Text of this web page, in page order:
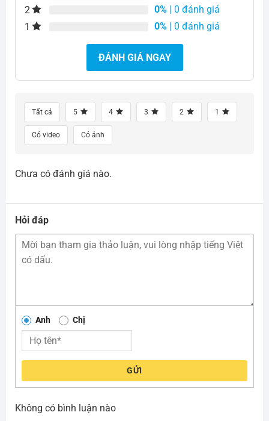
2
0% | 0 đánh giá
1
0% | 0 đánh giá
ĐÁNH GIÁ NGAY
Tất cả 5 4 3 2 1
Có video Có ảnh
Chưa có đánh giá nào.
Hỏi đáp
Anh Chị
GỬI
Không có bình luận nào